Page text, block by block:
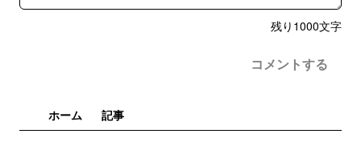
残り 1000文字
コメントする
ホーム 記事